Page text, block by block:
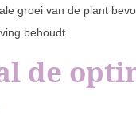
groei van de plant
behoudt.
de